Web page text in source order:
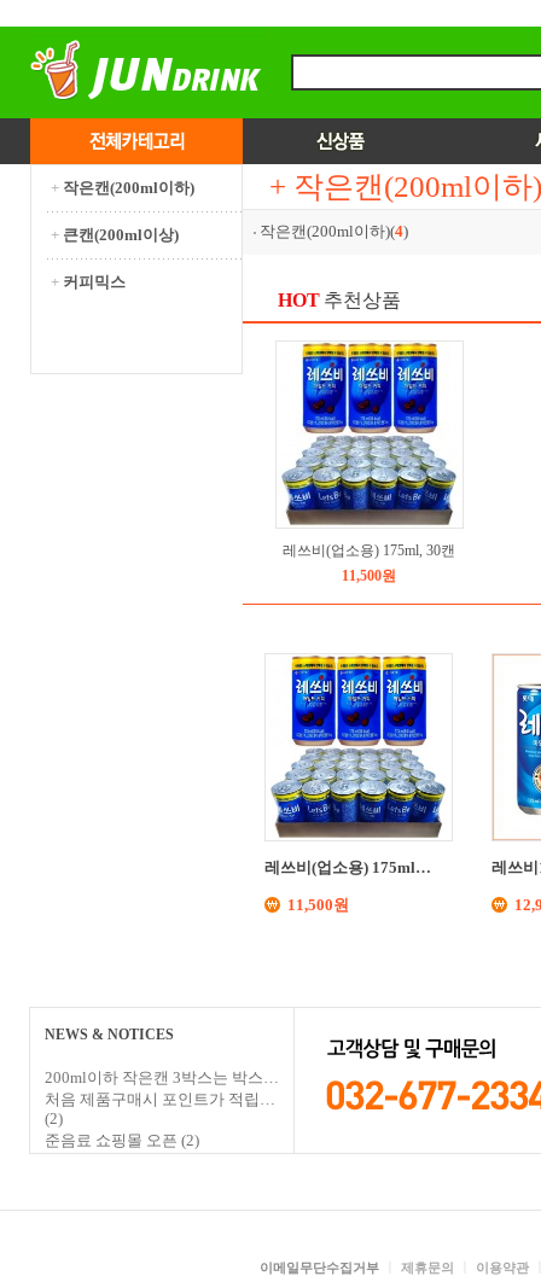
+ 작은캔(200ml이하)
+ 큰캔(200ml이상)
+ 커피믹스
+ 작은캔(200ml이하)
작은캔(200ml이하)(4)
HOT 추천상품
레쓰비(업소용) 175ml, 30캔
11,500원
레쓰비(업소용) 175ml…
11,500원
레쓰
NEWS & NOTICES
200ml이하 작은캔 3박스는 박스…
처음 제품구매시 포인트가 적립…
(2)
준음료 쇼핑몰 오픈 (2)
이메일무단수집거부 제휴문의 이용약관